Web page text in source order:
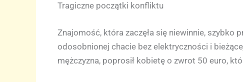
Tragiczne początki konfliktu
Znajomość, która zaczęła się niewinnie, szybko
odosobnionej chacie bez elektryczności i
mężczyzna, poprosił kobietę o zwrot 50 euro,